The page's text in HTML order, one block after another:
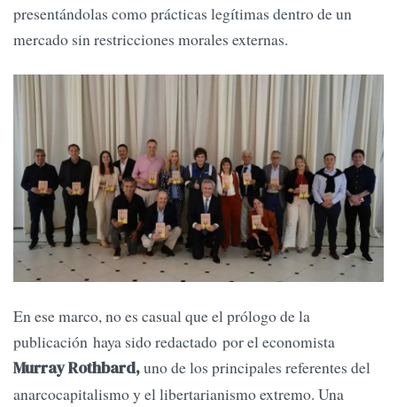
presentándolas como prácticas legítimas dentro de un
mercado sin restricciones morales externas.
En ese marco, no es casual que el prólogo de la
publicación haya sido redactado por el economista
Murray Rothbard,uno de los principales referentes del
anarcocapitalismo y el libertarianismo extremo. Una